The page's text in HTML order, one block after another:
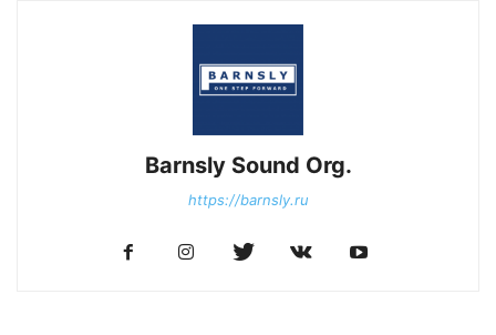
Barnsly Sound Org.
https://barnsly.ru